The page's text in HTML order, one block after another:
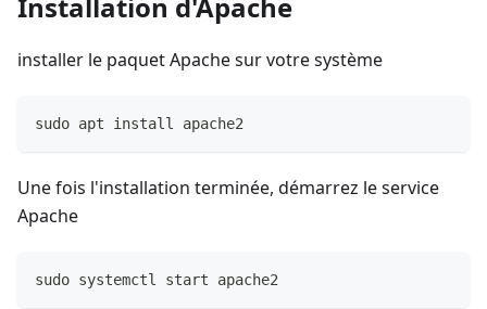
installer le paquet Apache sur votre système
sudo apt install apache2
Une fois l'installation terminée, démarrez le service
Apache
sudo systemctl start apache2